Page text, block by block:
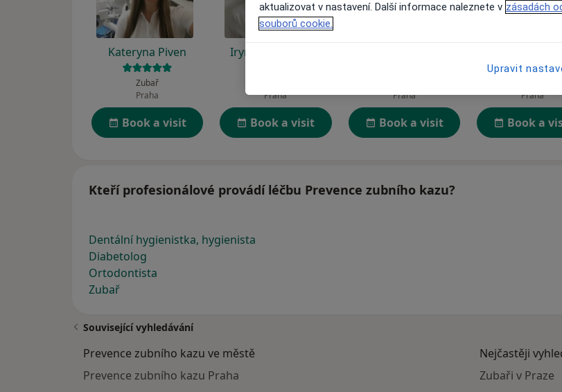
Kateryna Piven
Zubař
Praha
Book a visit
Iryna Kuznetsova
Praha
Book a visit
Praha
Book a visit
Praha
Book a
Kteří profesionálové provádí léčbu Prevence zubního kazu?
Dentální hygienistka, hygienista
Diabetolog
Ortodontista
Zubař
Související vyhledávání
Prevence zubního kazu ve městě
Prevence zubního kazu Praha
Nejčastěji
Zubaři v Praze
aktualizovat v nastavení. Další informace naleznete v zásadách
souborů cookie.
Upravit